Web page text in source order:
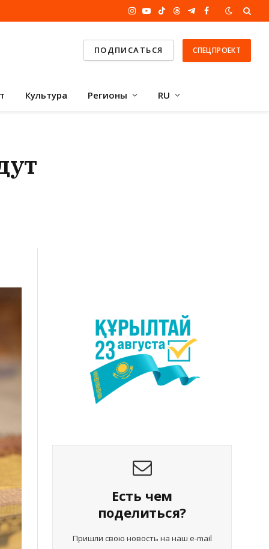
Instagram
YouTube
TikTokThreadsTelegram
Facebook
ПОДПИСАТЬСЯ СПЕЦПРОЕКТ
Культура Регионы RU
Есть чем
поделиться?
Пришли свою новость на наш e-mail